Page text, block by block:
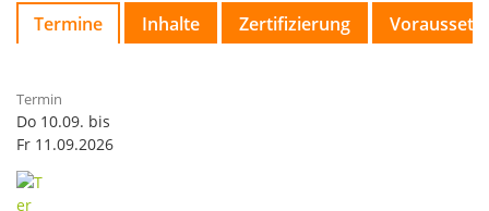
Termine Inhalte Zertifizierung
Do 10.09. bis
Fr 11.09.2026